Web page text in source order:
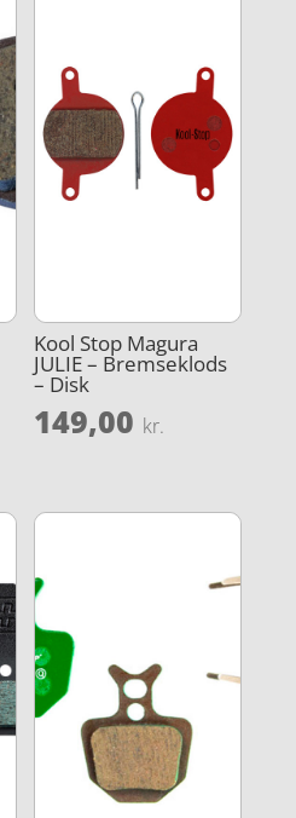
Kool Stop Magura
JULIE – Bremseklods
– Disk
149,00 kr.